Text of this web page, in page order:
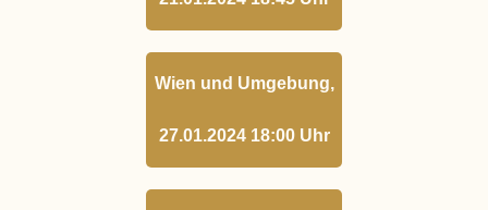
Wien und Umgebung,
27.01.2024 18:00 Uhr